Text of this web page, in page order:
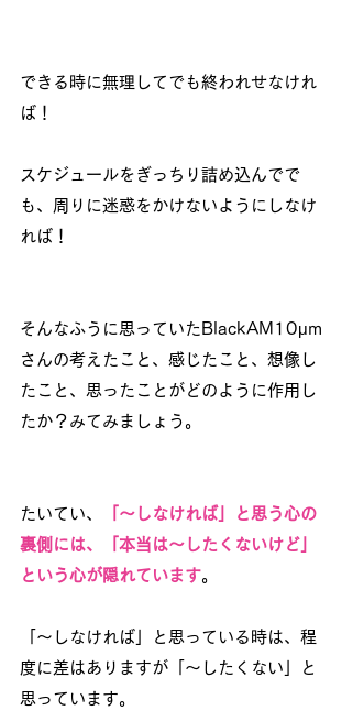
できる時に無理してでも終われせなけれ
ば！
スケジュールをぎっちり詰め込んでで
も、周りに迷惑をかけないようにしなけ
れば！
そんなふうに思っていたBlackAM10μm
さんの考えたこと、感じたこと、想像し
たこと、思ったことがどのように作用し
たか？みてみましょう。
たいてい、
「～しなければ」と思う心の
裏側には、「本当は～したくないけど」
という心が隠れています。
「～しなければ」と思っている時は、程
度に差はありますが「～したくない」と
思っています。